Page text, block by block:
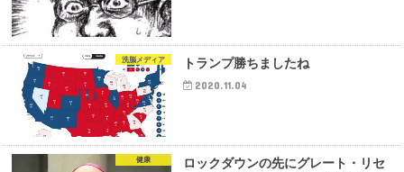
洗脳メディア トランプ勝ちましたね
2020.11.04
健康
ロックダウンの先にグレート・リセ